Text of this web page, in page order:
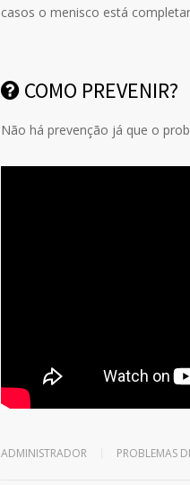
casos o menisco está
COMO PREVENIR?
Não há prevenção já que o
ADMINISTRADOR PROBLEMAS